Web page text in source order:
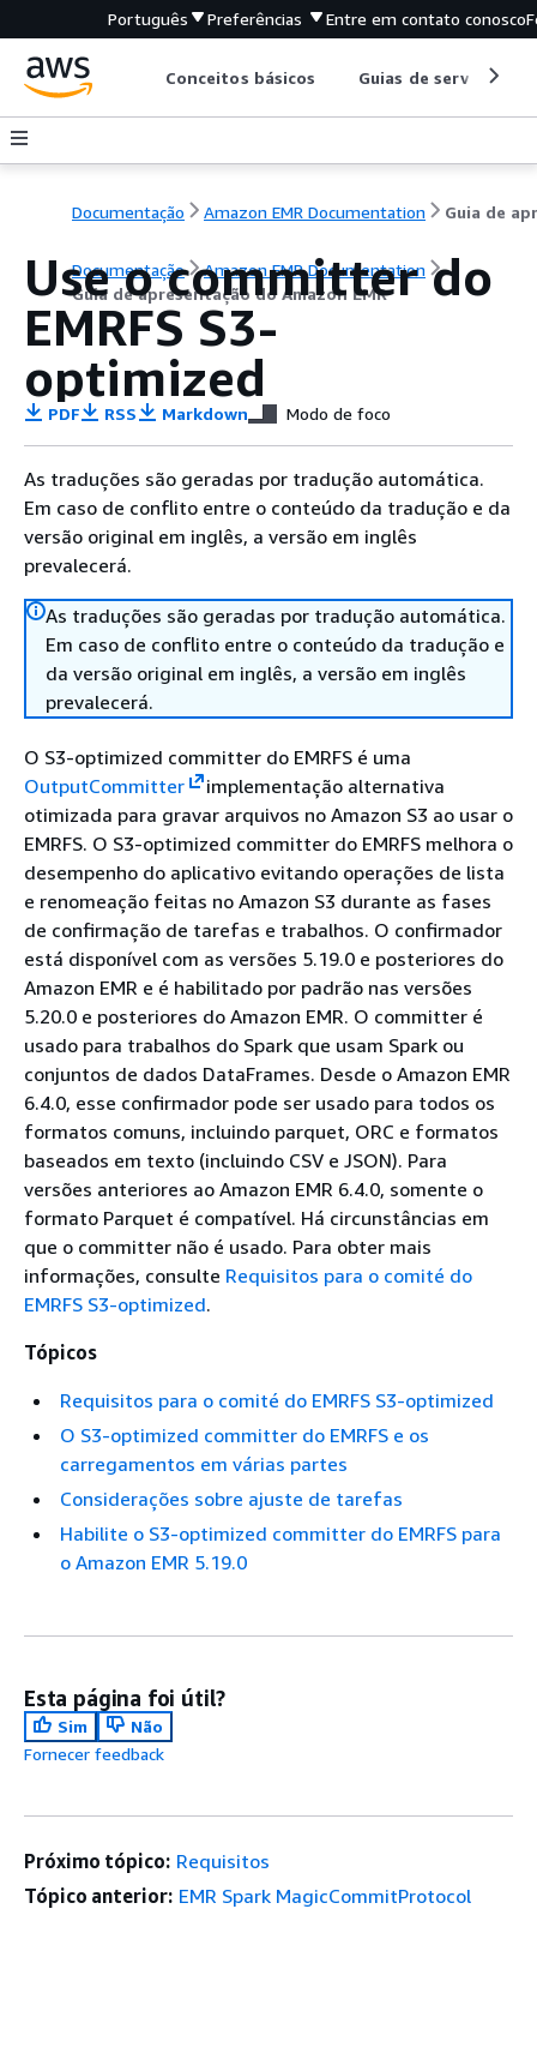
Português Preferências Entre em contato conosco
Conceitos básicos Guias de serviço
Documentação Amazon EMR Documentation
Documentação
Amazon EMR Documentation
Guia de apresentação do Amazon EMR
Use o committer do
EMRFS S3-
optimized
PDF RSS Markdown Modo de foco
As traduções são geradas por tradução automática.
Em caso de conflito entre o conteúdo da tradução e da
versão original em inglês, a versão em inglês
prevalecerá.
As traduções são geradas por tradução automática.
Em caso de conflito entre o conteúdo da tradução e
da versão original em inglês, a versão em inglês
prevalecerá.
O S3-optimized committer do EMRFS é uma
OutputCommitter
implementação alternativa
otimizada para gravar arquivos no Amazon S3 ao usar o
EMRFS. O S3-optimized committer do EMRFS melhora o
desempenho do aplicativo evitando operações de lista
e renomeação feitas no Amazon S3 durante as fases
de confirmação de tarefas e trabalhos. O confirmador
está disponível com as versões 5.19.0 e posteriores do
Amazon EMR e é habilitado por padrão nas versões
5.20.0 e posteriores do Amazon EMR. O committer é
usado para trabalhos do Spark que usam Spark ou
conjuntos de dados DataFrames. Desde o Amazon EMR
6.4.0, esse confirmador pode ser usado para todos os
formatos comuns, incluindo parquet, ORC e formatos
baseados em texto (incluindo CSV e JSON). Para
versões anteriores ao Amazon EMR 6.4.0, somente o
formato Parquet é compatível. Há circunstâncias em
que o committer não é usado. Para obter mais
informações, consulte Requisitos para o comité do
EMRFS S3-optimized.
Tópicos
Requisitos para o comité do EMRFS S3-optimized
O S3-optimized committer do EMRFS e os
carregamentos em várias partes
Considerações sobre ajuste de tarefas
Habilite o S3-optimized committer do EMRFS para
o Amazon EMR 5.19.0
Esta página foi útil?
Sim
Não
Fornecer feedback
Próximo tópico: Requisitos
Tópico anterior: EMR Spark MagicCommitProtocol